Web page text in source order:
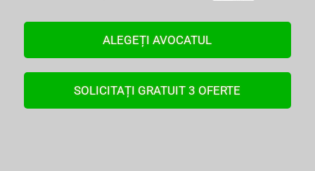
ALEGEȚI AVOCATUL
SOLICITAȚI GRATUIT 3 OFERTE